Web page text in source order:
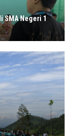
SMA Negeri 1